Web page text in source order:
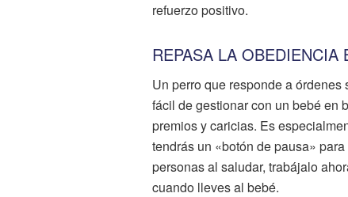
refuerzo positivo.
REPASA LA
Un perro que responde a
fácil de gestionar con un bebé en
premios y caricias. Es
tendrás un «botón de pausa»
personas al saludar, trabájalo
cuando lleves al bebé.